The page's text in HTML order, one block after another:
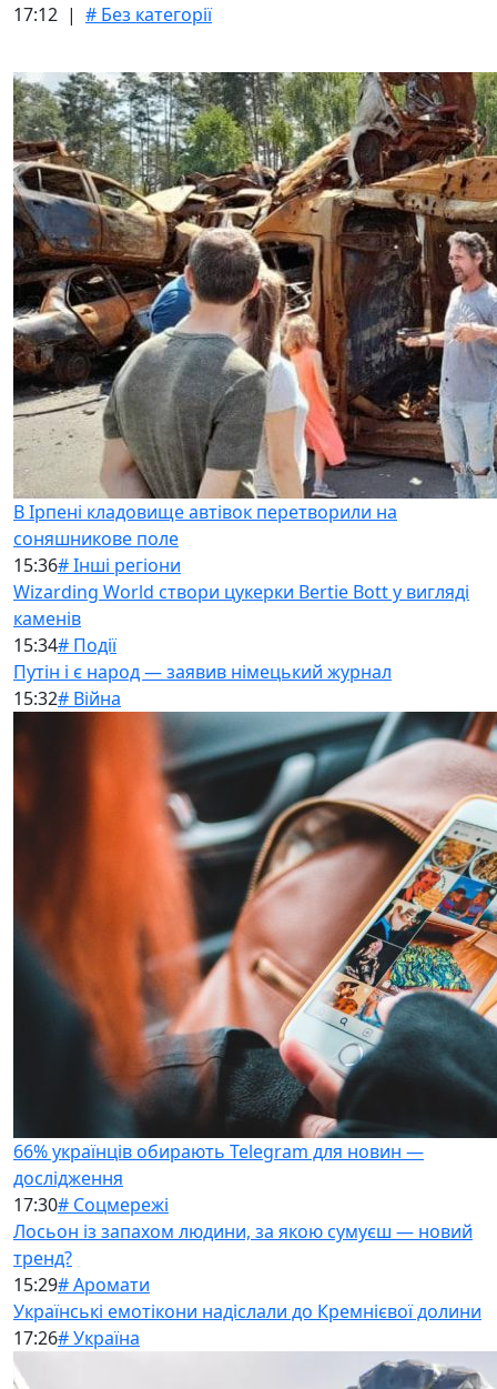
17:12 | # Без категорії
В Ірпені кладовище автівок перетворили на
соняшникове поле
15:36# Інші регіони
Wizarding World створи цукерки Bertie Bott у вигляді
каменів
15:34# Події
Путін і є народ — заявив німецький журнал
15:32# Війна
66% українців обирають Telegram для новин —
дослідження
17:30# Соцмережі
Лосьон із запахом людини, за якою сумуєш — новий
тренд?
15:29# Аромати
Українські емотікони надіслали до Кремнієвої долини
17:26# Україна